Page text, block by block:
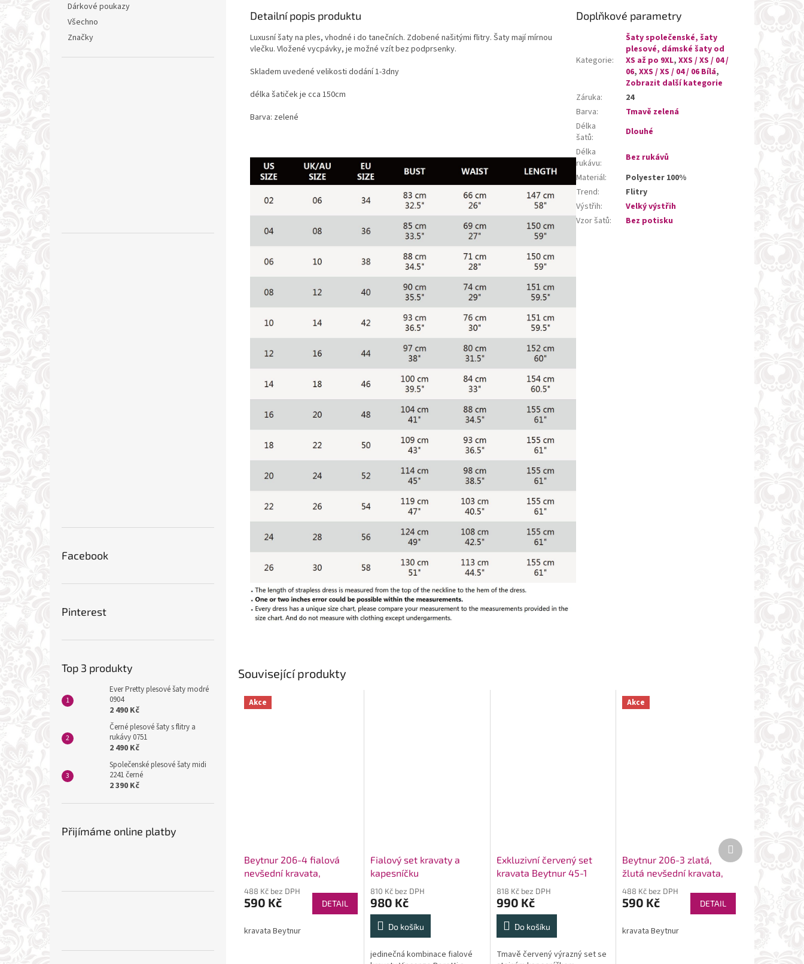
Dárkové poukazy
Všechno
Značky
Facebook
Pinterest
Top 3 produkty
Ever Pretty plesové šaty modré
0904
2 490 Kč
Černé plesové šaty s flitry a
rukávy 0751
2 490 Kč
Společenské plesové šaty midi
2241 černé
2 390 Kč
Přijímáme online platby
Související produkty
Akce
Beytnur 206-4 fialová
nevšední kravata,
488 Kč bez DPH
590 Kč DETAIL
kravata Beytnur
Fialový set kravaty a
kapesníčku
810 Kč bez DPH
980 Kč
Do košíku
jedinečná kombinace fialové
Exkluzivní červený set
kravata Beytnur 45-1
818 Kč bez DPH
990 Kč
Do košíku
Tmavě červený výrazný set se
Akce
Beytnur 206-3 zlatá,
žlutá nevšední kravata,
488 Kč bez DPH
590 Kč DETAIL
kravata Beytnur
Další
produkt
Detailní popis produktu
Luxusní šaty na ples, vhodné i do tanečních. Zdobené našitými flitry. Šaty mají mírnou
vlečku. Vložené vycpávky, je možné vzít bez podprsenky.
Skladem uvedené velikosti dodání 1-3dny
délka šatiček je cca 150cm
Barva: zelené
Doplňkové parametry
Kategorie:
Šaty společenské, šaty
plesové, dámské šaty od
XS až po 9XL,XXS / XS / 04 /
06,XXS / XS / 04 / 06 Bílá,
Zobrazit další kategorie
Záruka:
24
Barva:
Tmavě zelená
Délka
šatů:
Dlouhé
Délka
rukávu:
Bez rukávů
Materiál:
Polyester 100%
Trend:
Flitry
Výstřih:
Velký výstřih
Vzor šatů: Bez potisku